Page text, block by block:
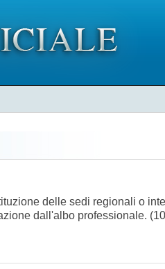
delle sedi regionali o
dall'albo professionale.